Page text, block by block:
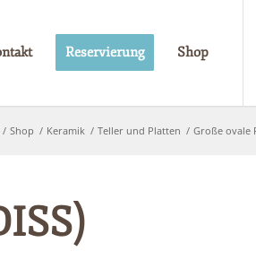
Reservierung Shop
/ Shop / Keramik / Teller und Platten / Große ovale